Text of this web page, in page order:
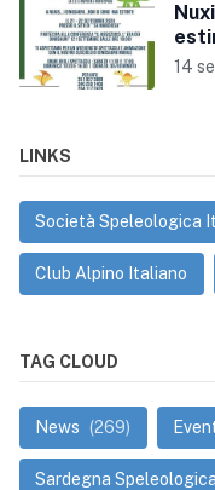
14
LINKS
Società Speleologica
Club Alpino Italiano
TAG CLOUD
News (269)
Sardegna Speleologica